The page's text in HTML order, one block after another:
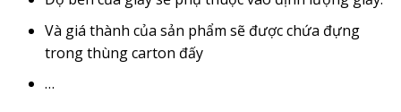
Và giá thành của sản phẩm sẽ được chứa đựng
trong thùng carton đấy
…